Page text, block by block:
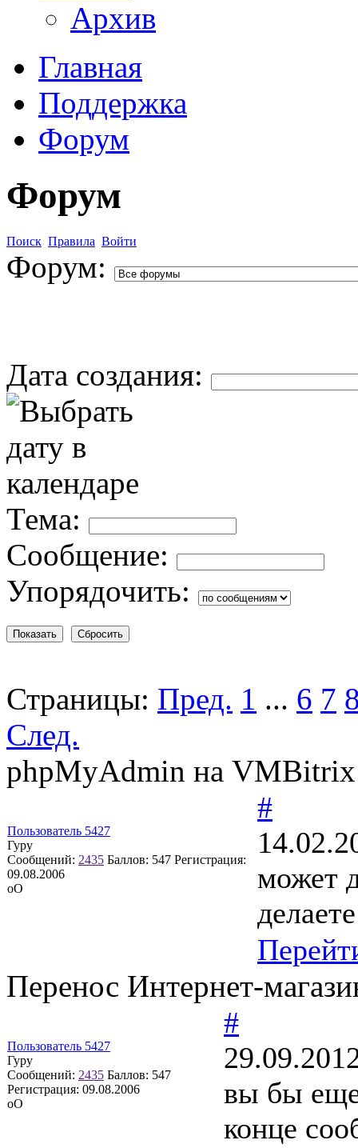
Архив
Главная
Поддержка
Форум
Форум
Поиск Правила Войти
Форум:
Дата создания:
Тема:
Сообщение:
Упорядочить:
Страницы: Пред. 1 ... 6 7
След.
phpMyAdmin на VMBitrix
Пользователь 5427
Гуру
Сообщений: 2435 Баллов: 547 Регистрация:
09.08.2006
оО
#
может
Перенос Интернет-
Пользователь 5427
Гуру
Сообщений: 2435 Баллов: 547
Регистрация: 09.08.2006
оО
#
вы бы еще
конце